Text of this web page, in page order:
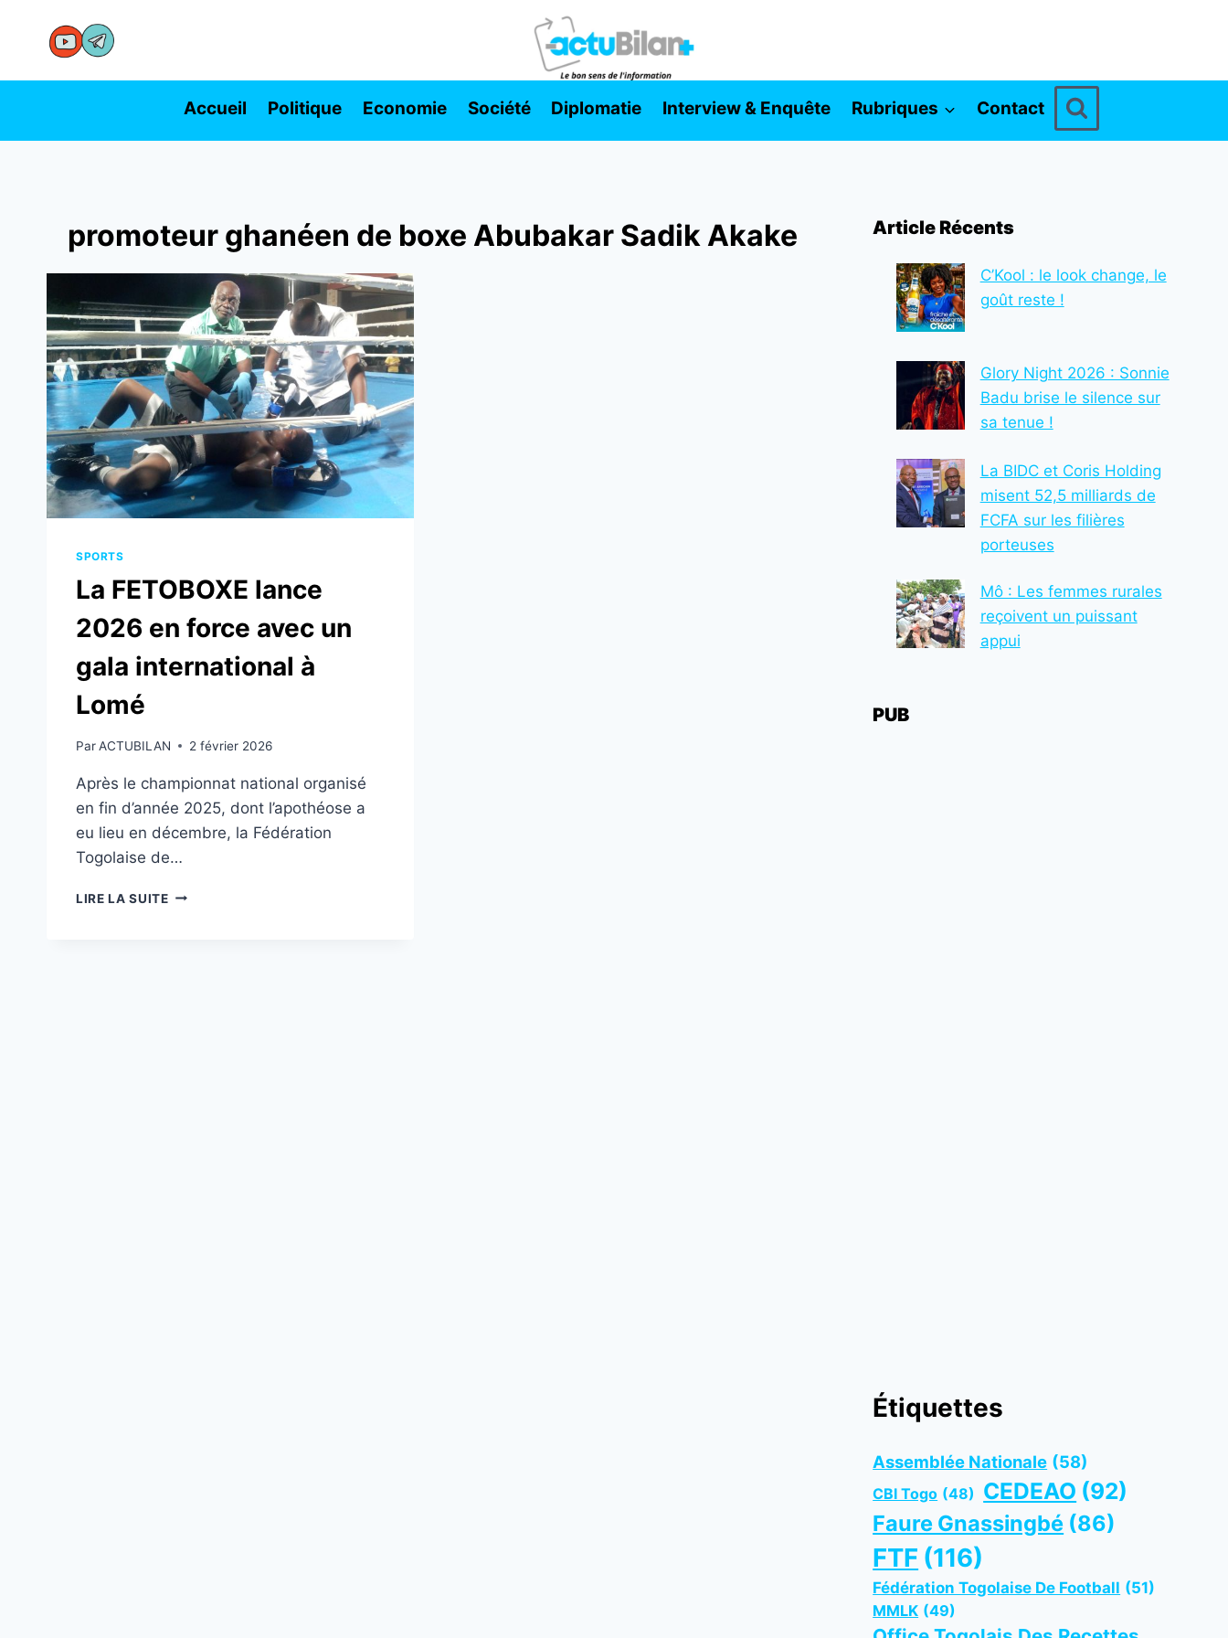
contenu
Accueil Politique Economie Société Diplomatie Interview & Enquête Rubriques Contact
promoteur ghanéen de boxe Abubakar Sadik Akake
SPORTS
La FETOBOXE lance
2026 en force avec un
gala international à
Lomé
ParACTUBILAN 2 février 2026
Après le championnat national organisé
en fin d’année 2025, dont l’apothéose a
eu lieu en décembre, la Fédération
Togolaise de…
LIRE LA SUITELA
Article Récents
C’Kool : le look change, le
goût reste !
Glory Night 2026 : Sonnie
Badu brise le silence sur
sa tenue !
La BIDC et Coris Holding
misent 52,5 milliards de
FCFA sur les filières
porteuses
Mô : Les femmes rurales
reçoivent un puissant
appui
PUB
Étiquettes
Assemblée Nationale (58)
CBI Togo (48) CEDEAO (92)
Faure Gnassingbé (86)
FTF (116)
Fédération Togolaise De Football (51)
MMLK (49)